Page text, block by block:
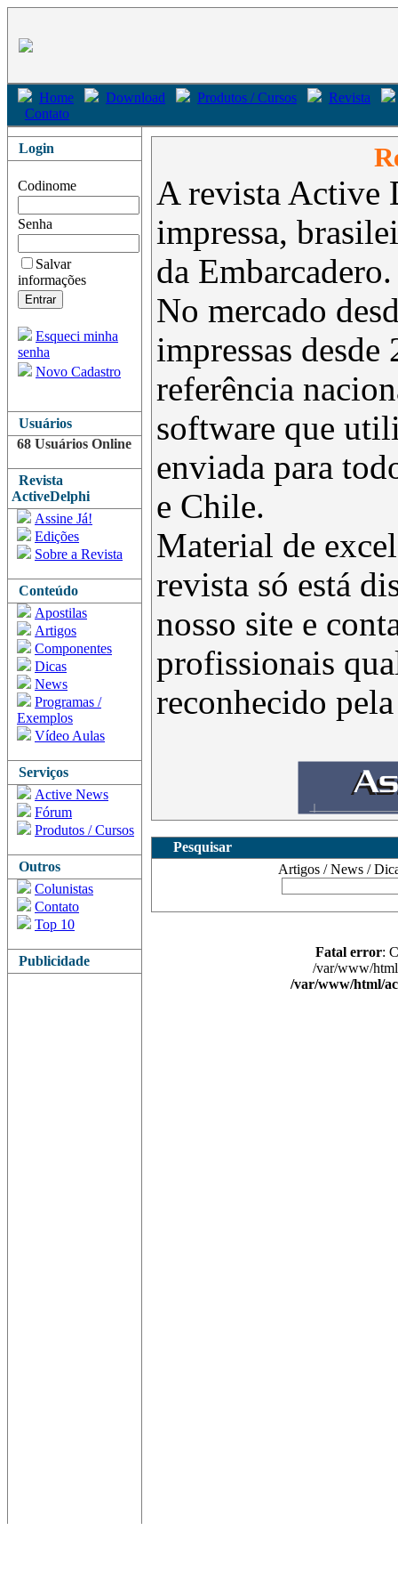
Home Download Produtos / Cursos
Revista
Contato
Login
Codinome
Senha
Salvar
informações
Esqueci minha
senha
Novo Cadastro
Usuários
68 Usuários Online
Revista
ActiveDelphi
Assine Já!
Edições
Sobre a Revista
Conteúdo
Apostilas
Artigos
Componentes
Dicas
News
Programas /
Exemplos
Vídeo Aulas
Serviços
Active News
Fórum
Produtos / Cursos
Outros
Colunistas
Contato
Top 10
Publicidade
A revista Active
impressa,
da Embarcadero.
No mercado
impressas
referência
software que
enviada para
e Chile.
Material de
revista só está
nosso site e
profissionais
reconhecido
Pesquisar
Artigos / News /
Fatal error:
/var/www/
/var/www/html/